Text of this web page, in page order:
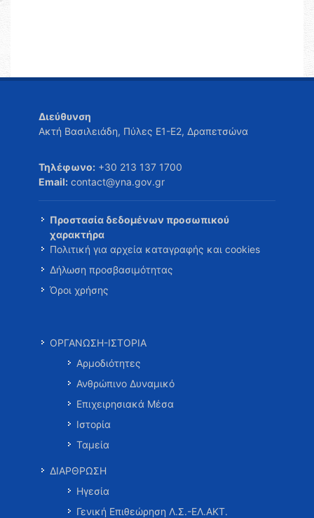
Διεύθυνση
Ακτή Βασιλειάδη, Πύλες Ε1-Ε2, Δραπετσώνα
Τηλέφωνο: +30 213 137 1700
Email: contact@yna.gov.gr
Προστασία δεδομένων προσωπικού
χαρακτήρα
Πολιτική για αρχεία καταγραφής και cookies
Δήλωση προσβασιμότητας
Όροι χρήσης
ΟΡΓΑΝΩΣΗ-ΙΣΤΟΡΙΑ
Αρμοδιότητες
Ανθρώπινο Δυναμικό
Επιχειρησιακά Μέσα
Ιστορία
Ταμεία
ΔΙΑΡΘΡΩΣΗ
Ηγεσία
Γενική Επιθεώρηση Λ.Σ.-ΕΛ.ΑΚΤ.